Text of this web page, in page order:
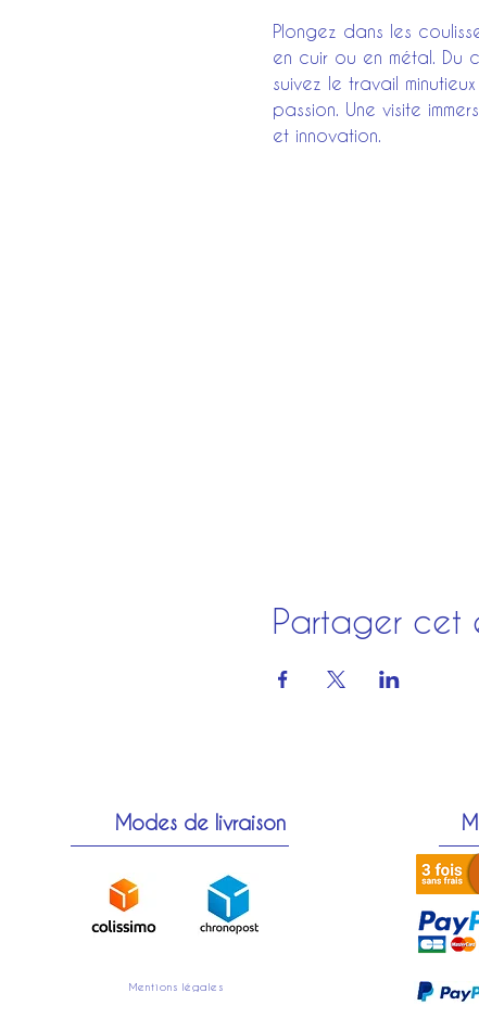
Plongez dans les
en cuir ou en métal. Du
suivez le travail
passion. Une visite
et innovation.
Partager cet
Modes de livraison
Mentions légales